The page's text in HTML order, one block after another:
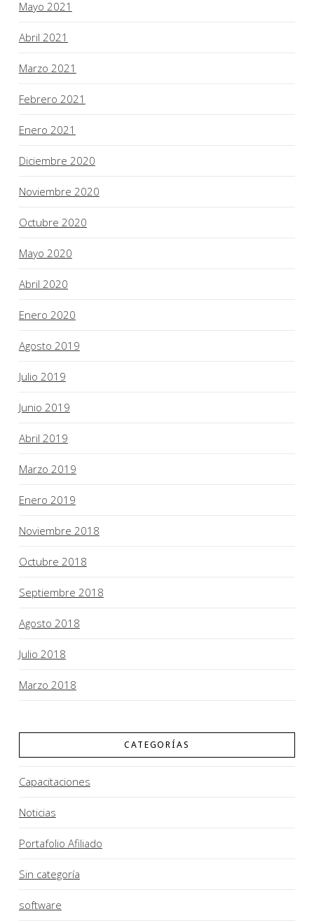
Mayo 2021
Abril 2021
Marzo 2021
Febrero 2021
Enero 2021
Diciembre 2020
Noviembre 2020
Octubre 2020
Mayo 2020
Abril 2020
Enero 2020
Agosto 2019
Julio 2019
Junio 2019
Abril 2019
Marzo 2019
Enero 2019
Noviembre 2018
Octubre 2018
Septiembre 2018
Agosto 2018
Julio 2018
Marzo 2018
CATEGORÍAS
Capacitaciones
Noticias
Portafolio Afiliado
Sin categoría
software